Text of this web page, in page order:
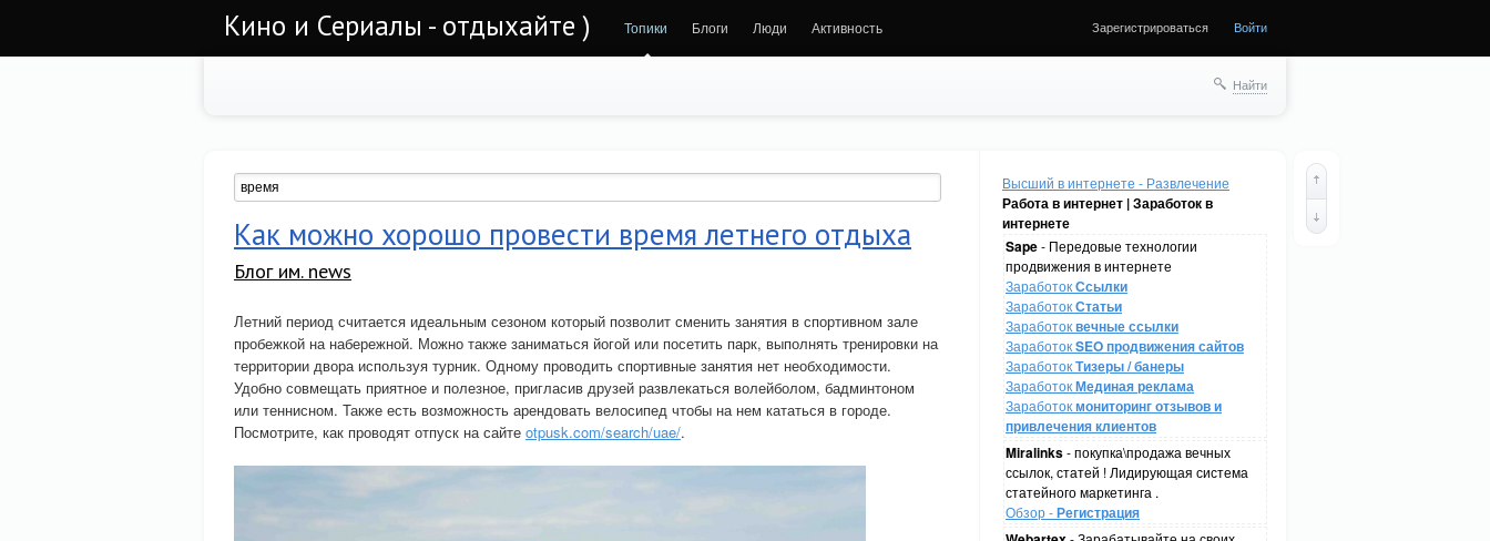
Кино и Сериалы - отдыхайте ) Топики Блоги Люди Активность Зарегистрироваться Войти
Найти
Высший в интернете - Развлечение
Работа в интернет | Заработок в
интернете
Sape- Передовые технологии
продвижения в интернете
ЗаработокСсылки
ЗаработокСтатьи
Заработоквечные ссылки
ЗаработокSEO продвижения сайтов
ЗаработокТизеры / банеры
ЗаработокМединая реклама
Заработокмониторинг отзывов и
привлечения клиентов
Miralinks- покупка\продажа вечных
ссылок, статей ! Лидирующая система
статейного маркетинга .
Обзор -Регистрация
Как можно хорошо провести время летнего отдыха
Блог им. news
Летний период считается идеальным сезоном который позволит сменить занятия в спортивном зале
пробежкой на набережной. Можно также заниматься йогой или посетить парк, выполнять тренировки на
территории двора используя турник. Одному проводить спортивные занятия нет необходимости.
Удобно совмещать приятное и полезное, пригласив друзей развлекаться волейболом, бадминтоном
или теннисном. Также есть возможность арендовать велосипед чтобы на нем кататься в городе.
Посмотрите, как проводят отпуск на сайте otpusk.com/search/uae/.